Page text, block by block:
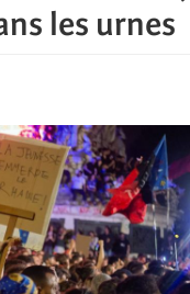
les urnes